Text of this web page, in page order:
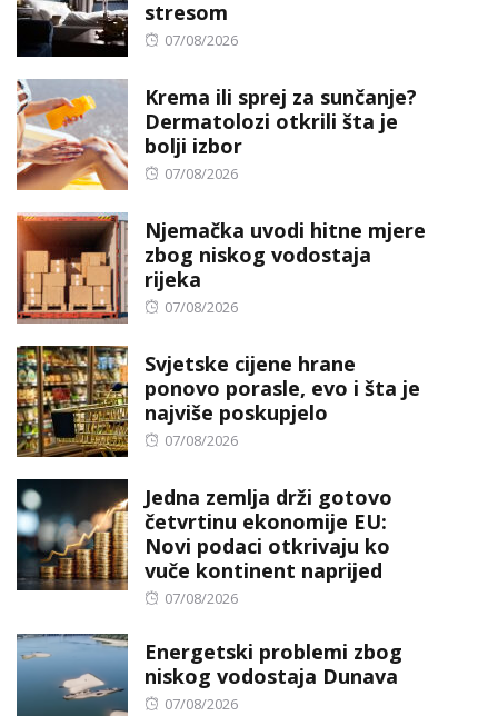
stresom
Posted
07/08/2026
Krema ili sprej za sunčanje?
Dermatolozi otkrili šta je
bolji izbor
Posted
07/08/2026
Njemačka uvodi hitne mjere
zbog niskog vodostaja
rijeka
Posted
07/08/2026
Svjetske cijene hrane
ponovo porasle, evo i šta je
najviše poskupjelo
Posted
07/08/2026
Jedna zemlja drži gotovo
četvrtinu ekonomije EU:
Novi podaci otkrivaju ko
vuče kontinent naprijed
Posted
07/08/2026
Energetski problemi zbog
niskog vodostaja Dunava
Posted
07/08/2026